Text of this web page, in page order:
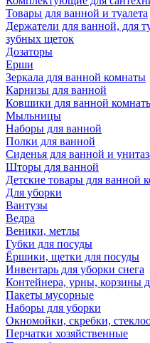
Товары для ванной и туалета
Держатели для ванной, для
зубных щеток
Дозаторы
Ерши
Зеркала для ванной комнаты
Карнизы для ванной
Ковшики для ванной
Мыльницы
Наборы для ванной
Полки для ванной
Сиденья для ванной и
Шторы для ванной
Детские товары для ванной
Для уборки
Вантузы
Ведра
Веники, метлы
Губки для посуды
Ёршики, щетки для посуды
Инвентарь для уборки снега
Контейнера, урны, корзины
Пакеты мусорные
Наборы для уборки
Окномойки, скребки,
Перчатки хозяйственные